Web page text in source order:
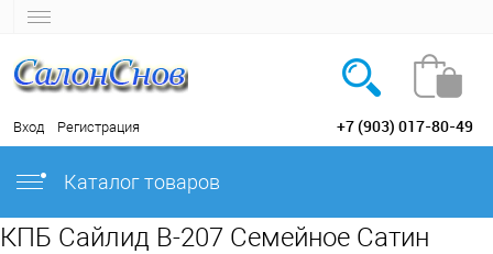
Вход Регистрация +7 (903) 017-80-49
Каталог товаров
КПБ Сайлид B-207 Семейное Сатин